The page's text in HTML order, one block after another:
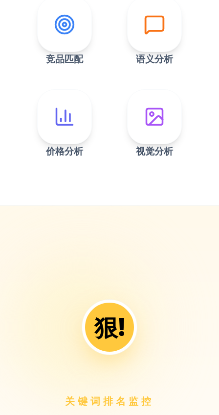
竞品匹配 语义分析
价格分析 视觉分析
狠!
关键词排名监控